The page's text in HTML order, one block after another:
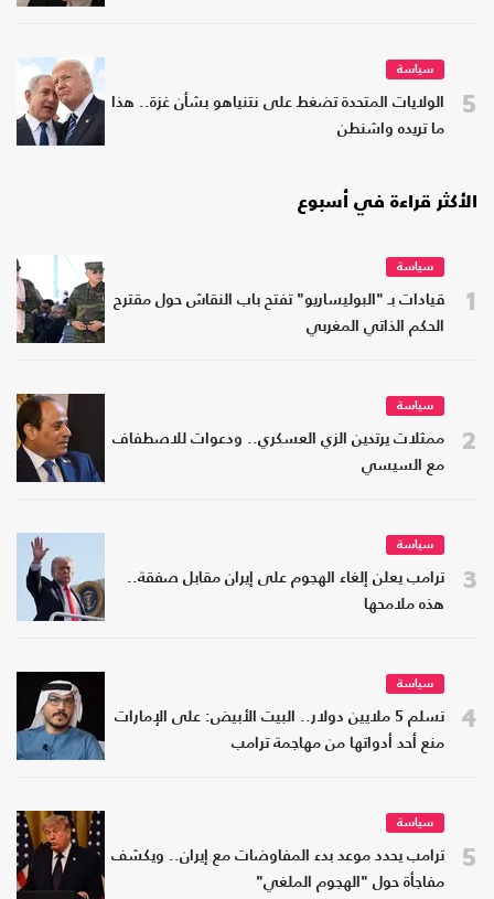
5
سياسة
الولايات المتحدة تضغط على نتنياهو بشأن غزة.. هذا
ما تريده واشنطن
الأكثر قراءة في أسبوع
1
سياسة
قيادات بـ "البوليساريو" تفتح باب النقاش حول مقترح
الحكم الذاتي المغربي
2
سياسة
ممثلات يرتدين الزي العسكري.. ودعوات للاصطفاف
مع السيسي
3
سياسة
ترامب يعلن إلغاء الهجوم على إيران مقابل صفقة..
هذه ملامحها
4
سياسة
تسلم 5 ملايين دولار.. البيت الأبيض: على الإمارات
منع أحد أدواتها من مهاجمة ترامب
5
سياسة
ترامب يحدد موعد بدء المفاوضات مع إيران.. ويكشف
مفاجأة حول "الهجوم الملغي"